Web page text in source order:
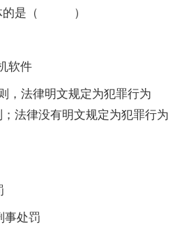
体的是（ ）
软件
，法律明文规定为犯罪行为
法律没有明文规定为犯罪行为
处罚